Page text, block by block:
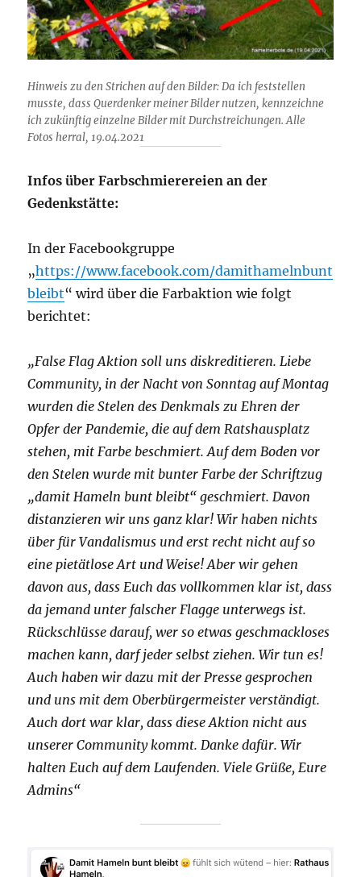
Hinweis zu den Strichen auf den Bilder: Da ich feststellen
musste, dass Querdenker meiner Bilder nutzen, kennzeichne
ich zukünftig einzelne Bilder mit Durchstreichungen. Alle
Fotos herral, 19.04.2021
Infos über Farbschmierereien an der
Gedenkstätte:
In der Facebookgruppe
„https://www.facebook.com/damithamelnbunt
bleibt“ wird über die Farbaktion wie folgt
berichtet:
„False Flag Aktion soll uns diskreditieren. Liebe
Community, in der Nacht von Sonntag auf Montag
wurden die Stelen des Denkmals zu Ehren der
Opfer der Pandemie, die auf dem Ratshausplatz
stehen, mit Farbe beschmiert. Auf dem Boden vor
den Stelen wurde mit bunter Farbe der Schriftzug
„damit Hameln bunt bleibt“ geschmiert. Davon
distanzieren wir uns ganz klar! Wir haben nichts
über für Vandalismus und erst recht nicht auf so
eine pietätlose Art und Weise! Aber wir gehen
davon aus, dass Euch das vollkommen klar ist, dass
da jemand unter falscher Flagge unterwegs ist.
Rückschlüsse darauf, wer so etwas geschmackloses
machen kann, darf jeder selbst ziehen. Wir tun es!
Auch haben wir dazu mit der Presse gesprochen
und uns mit dem Oberbürgermeister verständigt.
Auch dort war klar, dass diese Aktion nicht aus
unserer Community kommt. Danke dafür. Wir
halten Euch auf dem Laufenden. Viele Grüße, Eure
Admins“